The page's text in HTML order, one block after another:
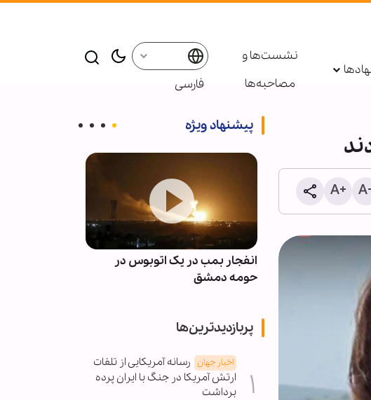
نشست‌ها و
مصاحبه‌ها
فارسی
پیشنهاد ویژه
پایداری در فراز و
انفجار بمب در یک اتوبوس در
حومه دمشق
پربازدیدترین‌ها
اخبار جهان رسانه آمریکایی از تلفات
ارتش آمریکا در جنگ با ایران پرده
برداشت